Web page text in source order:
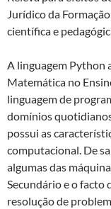
Jurídico da
científica e
A linguagem Python
Matemática no
linguagem de
domínios
possui as
computacional. De
algumas das
Secundário e o facto
resolução de